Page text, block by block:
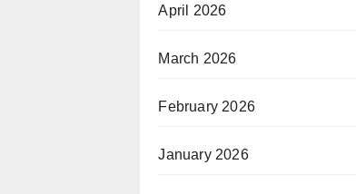
April 2026
March 2026
February 2026
January 2026